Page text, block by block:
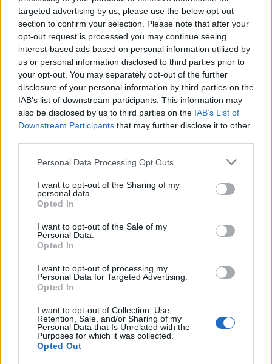
targeted advertising by us, please use the below opt-out
section to confirm your selection. Please note that after your
opt-out request is processed you may continue seeing
interest-based ads based on personal information utilized by
us or personal information disclosed to third parties prior to
your opt-out. You may separately opt-out of the further
disclosure of your personal information by third parties on the
IAB’s list of downstream participants. This information may
also be disclosed by us to third parties on the IAB’s List of
Downstream Participants that may further disclose it to other
Please note that this website/app uses one or more Google
not limited to your visit or usage behaviour. You may click to
grant or deny consent to Google and its third-party tags to
use your data for below specified purposes in below Google
consent section.
Personal Data Processing Opt Outs
I want to opt-out of the Sharing of my
personal data.
Opted In
I want to opt-out of the Sale of my
Personal Data.
Opted In
I want to opt-out of processing my
Personal Data for Targeted Advertising.
Opted In
I want to opt-out of Collection, Use,
Retention, Sale, and/or Sharing of my
Personal Data that Is Unrelated with the
Purposes for which it was collected.
Opted Out
Szilassy Zoltán átállt a másik oldalra
F. Kapus•2011. július 27.
"Kedden leültem tárgyalni Azari Zsolttal, a
Dab.Docler ügyvezetőjével, akitől jó ajánlatot
kaptam, és a jövőt tekintve racionális döntést
hoztam, visszavonulok, edzőként dolgozom a
továbbiakban" – mondta blogunknak Szilassy
Zoltán. A dunaújvárosiak 36 éves…
Kangyal és Majoross befejezte
F. Kapus •2011. július 11.
"Szerencsés vagyok, hogy 42 éves koromig az
élvonalban jégkorongozhattam, és 40 évesen A
csoportos vb-n játszhattam. Ezzel kimerítettem
minden lehetőségemet. Persze ha megmaradt volna
a Vasas, egy évet még biztosan lehúzok, de így is
elégedett vagyok pályafutásommal"…
Ki lesz a szövetségi kapitány?
F. Kapus•2011. június 25.